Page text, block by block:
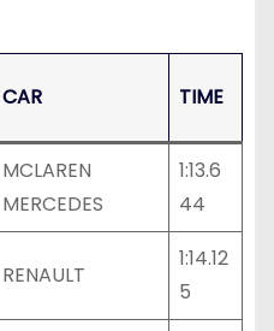
CAR TIME
MCLAREN
MERCEDES
1:13.6
44
RENAULT
1:14.12
5